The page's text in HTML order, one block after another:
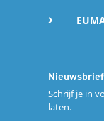
Nieuwsbrief
Schrijf je in
laten.